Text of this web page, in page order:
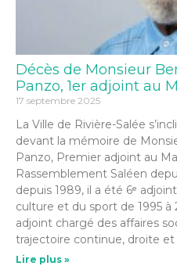
Décès de Monsieur
Panzo, 1er adjoint au
17 septembre 2025
La Ville de Rivière-Salée
devant la mémoire de
Panzo, Premier adjoint au
Rassemblement Saléen
depuis 1989, il a été 6ᵉ
culture et du sport de 1995 à
adjoint chargé des affaires
trajectoire continue, droite et
Lire plus »